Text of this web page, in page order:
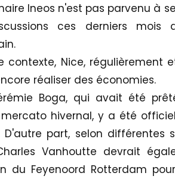
Ineos n'est pas parvenu à
ces derniers mois
contexte, Nice, régulièrement
réaliser des économies.
Boga, qui avait été
hivernal, y a été
D'autre part, selon différentes
Vanhoutte devrait
du Feyenoord Rotterdam